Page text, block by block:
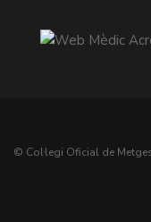
© Col·legi Oficial de